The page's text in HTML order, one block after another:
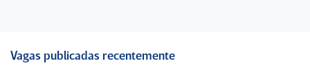
Vagas publicadas recentemente